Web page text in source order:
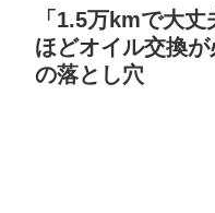
「1.5万kmで大
ほどオイル交換
の落とし穴